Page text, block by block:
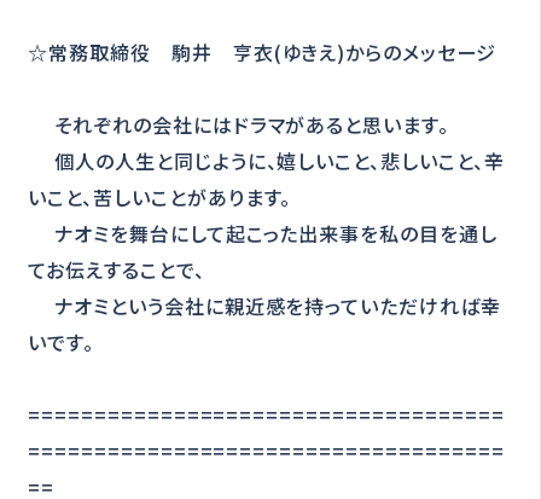
☆常務取締役 駒井 亨衣(ゆきえ)からのメッセージ
それぞれの会社にはドラマがあると思います。
個人の人生と同じように、嬉しいこと、悲しいこと、辛
いこと、苦しいことがあります。
ナオミを舞台にして起こった出来事を私の目を通し
てお伝えすることで、
ナオミという会社に親近感を持っていただければ幸
いです。
====================================
====================================
==